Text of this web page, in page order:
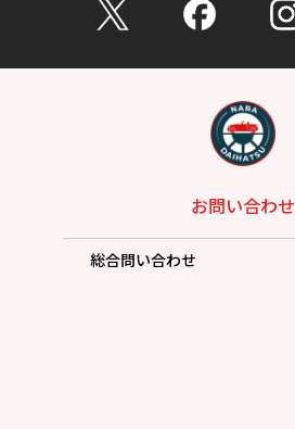
お問い合わせ
総合問い合わせ